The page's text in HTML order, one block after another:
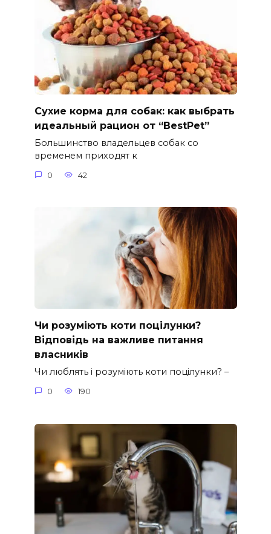
Сухие корма для собак: как выбрать
идеальный рацион от “BestPet”
Большинство владельцев собак со
временем приходят к
0 42
Чи розуміють коти поцілунки?
Відповідь на важливе питання
власників
Чи люблять і розуміють коти поцілунки? –
0 190